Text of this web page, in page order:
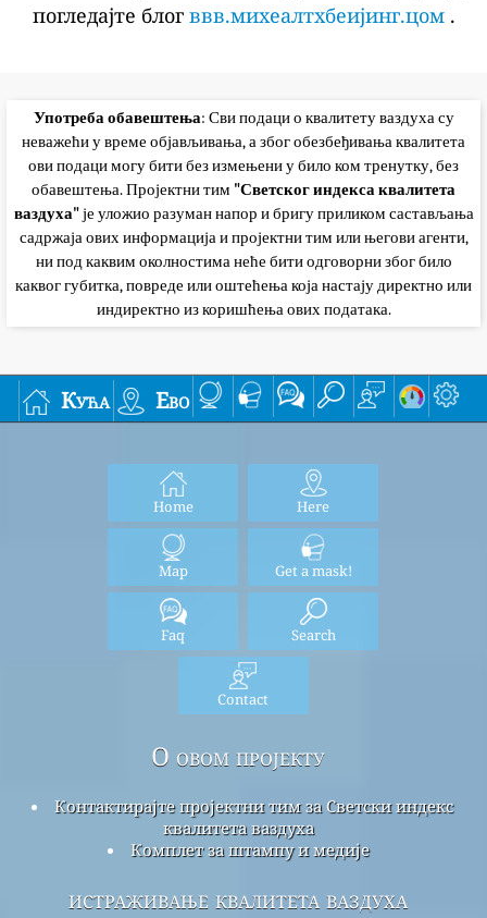
погледајте блог ввв.михеалтхбеијинг.цом.
Употреба обавештења: Сви подаци о квалитету ваздуха су
неважећи у време објављивања, а због обезбеђивања квалитета
ови подаци могу бити без измењени у било ком тренутку, без
обавештења. Пројектни тим "Светског индекса квалитета
ваздуха"је уложио разуман напор и бригу приликом састављања
садржаја ових информација и пројектни тим или његови агенти,
ни под каквим околностима неће бити одговорни због било
каквог губитка, повреде или оштећења која настају директно или
индиректно из коришћења ових података.
Кућа Ево
Home Here
Map Get a mask!
Faq Search
Contact
О овом пројекту
Контактирајте пројектни тим за Светски индекс
квалитета ваздуха
Комплет за штампу и медије
истраживање квалитета ваздуха